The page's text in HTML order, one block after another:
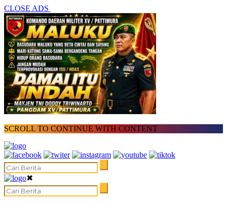
CLOSE ADS
SCROLL TO CONTINUE WITH CONTENT
✖